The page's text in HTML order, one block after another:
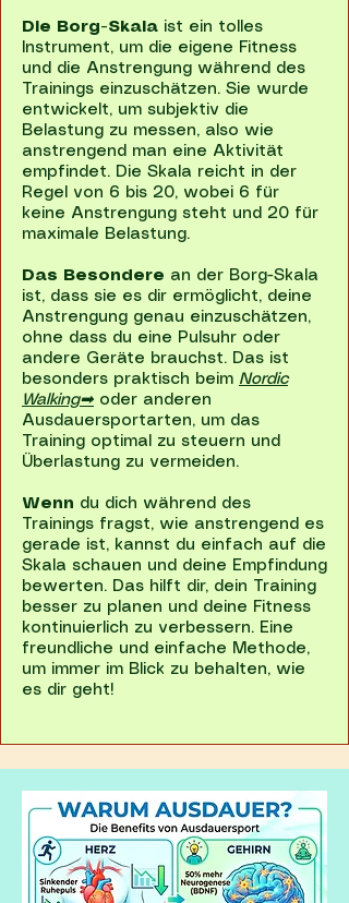
Die Borg-Skala ist ein tolles
Instrument, um die eigene Fitness
und die Anstrengung während des
Trainings einzuschätzen. Sie wurde
entwickelt, um subjektiv die
Belastung zu messen, also wie
anstrengend man eine Aktivität
empfindet. Die Skala reicht in der
Regel von 6 bis 20, wobei 6 für
keine Anstrengung steht und 20 für
maximale Belastung.
Das Besondere an der Borg-Skala
ist, dass sie es dir ermöglicht, deine
Anstrengung genau einzuschätzen,
ohne dass du eine Pulsuhr oder
andere Geräte brauchst. Das ist
besonders praktisch beim Nordic
Walking➡oder anderen
Ausdauersportarten, um das
Training optimal zu steuern und
Überlastung zu vermeiden.
Wenn du dich während des
Trainings fragst, wie anstrengend es
gerade ist, kannst du einfach auf die
Skala schauen und deine Empfindung
bewerten. Das hilft dir, dein Training
besser zu planen und deine Fitness
kontinuierlich zu verbessern. Eine
freundliche und einfache Methode,
um immer im Blick zu behalten, wie
es dir geht!